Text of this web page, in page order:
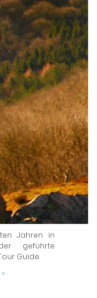
Jahren in
geführte
Guide.